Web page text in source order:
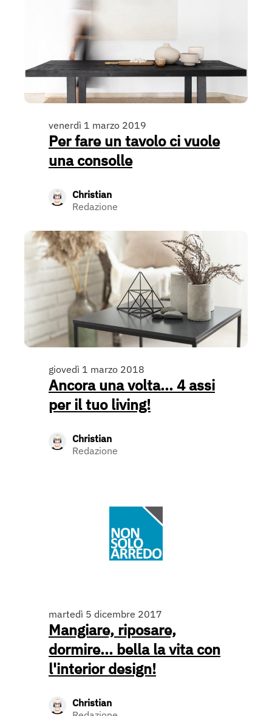
venerdì 1 marzo 2019
Per fare un tavolo ci vuole
una consolle
Christian
Redazione
giovedì 1 marzo 2018
Ancora una volta... 4 assi
per il tuo living!
Christian
Redazione
martedì 5 dicembre 2017
Mangiare, riposare,
dormire... bella la vita con
l'interior design!
Christian